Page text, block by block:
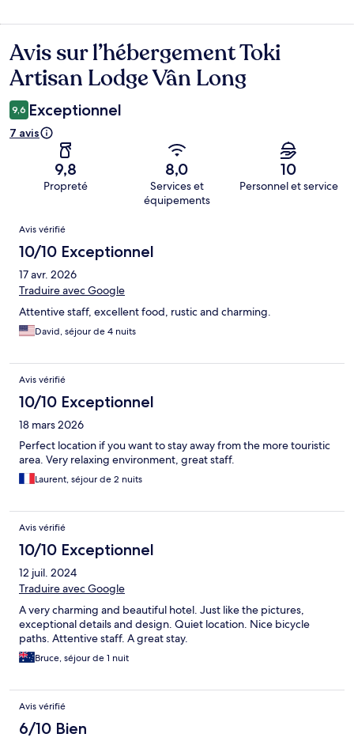
Avis
Avis sur l’hébergement Toki
Artisan Lodge Vân Long
9,6 Exceptionnel
7 avis
9,8
Propreté
8,0
Services et
équipements
10
Personnel et service
Avis
Avis vérifié
10/10 Exceptionnel
17 avr. 2026
Traduire avec Google
Attentive staff, excellent food, rustic and charming.
David, séjour de 4 nuits
Avis vérifié
10/10 Exceptionnel
18 mars 2026
Perfect location if you want to stay away from the more touristic
area. Very relaxing environment, great staff.
Laurent, séjour de 2 nuits
Avis vérifié
10/10 Exceptionnel
12 juil. 2024
Traduire avec Google
A very charming and beautiful hotel. Just like the pictures,
exceptional details and design. Quiet location. Nice bicycle
paths. Attentive staff. A great stay.
Bruce, séjour de 1 nuit
Avis vérifié
6/10 Bien